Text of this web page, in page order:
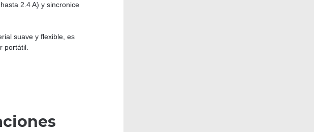
2.4 A) y sincronice
suave y flexible, es
portátil.